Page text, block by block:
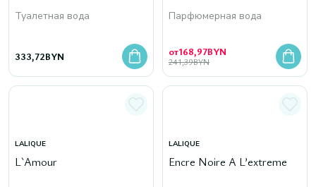
Туалетная вода
333,72BYN
Парфюмерная вода
от168,97BYN
241,39BYN
LALIQUE
L`Amour
LALIQUE
Encre Noire A L’extreme